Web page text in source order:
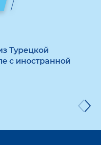
Турецкой
с иностранной